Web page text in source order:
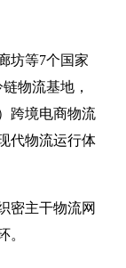
坊等7个 国家
物流基地，
跨境电商物流
代物流运行体
密主干物流网
。